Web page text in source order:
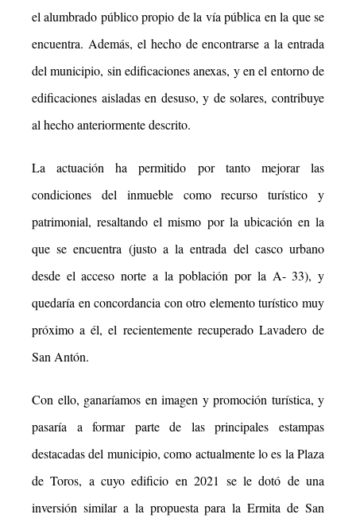
el alumbrado público propio de la vía pública en la que se
encuentra. Además, el hecho de encontrarse a la entrada
delmunicipio, sin edificaciones anexas, y en el entorno de
edificaciones aisladas en desuso, y desolares, contribuye
al hecho anteriormente descrito.
La actuación ha permitido por tanto mejorar las
condiciones del inmueble como recurso turístico y
patrimonial, resaltando el mismo por la ubicación en la
que se encuentra (justo a la entrada del casco urbano
desde el acceso norte a la población por la A- 33), y
quedaría en concordancia con otro elemento turístico muy
próximo a él, el recientemente recuperado Lavadero de
San Antón.
Con ello, ganaríamos en imagen y promoción turística, y
pasaría a formar parte de lasprincipales estampas
destacadas del municipio, como actualmente lo es la Plaza
de Toros, acuyo edificio en 2021 se le dotó de una
inversión similar a la propuesta para la Ermita de San